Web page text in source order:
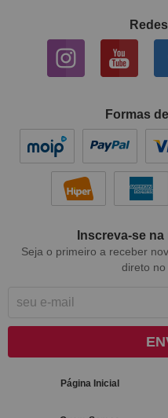
Formas
Inscreva-se
Seja o primeiro a receber
direto no
Página Inicial